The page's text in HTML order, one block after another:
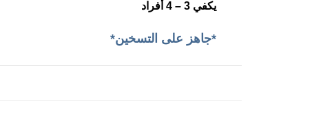
يكفي 3 – 4 أفراد
*جاهز على التسخين*